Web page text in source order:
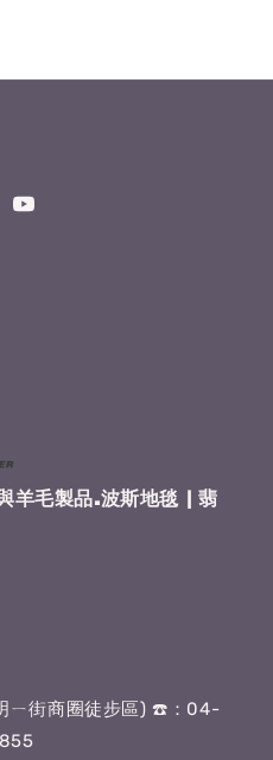
羊毛製品.波斯地毯 | 翡
ㄧ街商圈徒步區) ☎️：04-